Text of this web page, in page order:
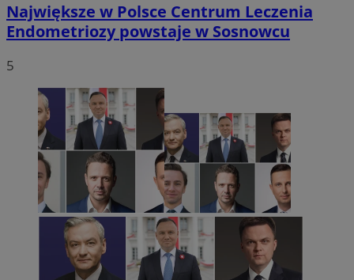
Największe w Polsce Centrum Leczenia
Endometriozy powstaje w Sosnowcu
5